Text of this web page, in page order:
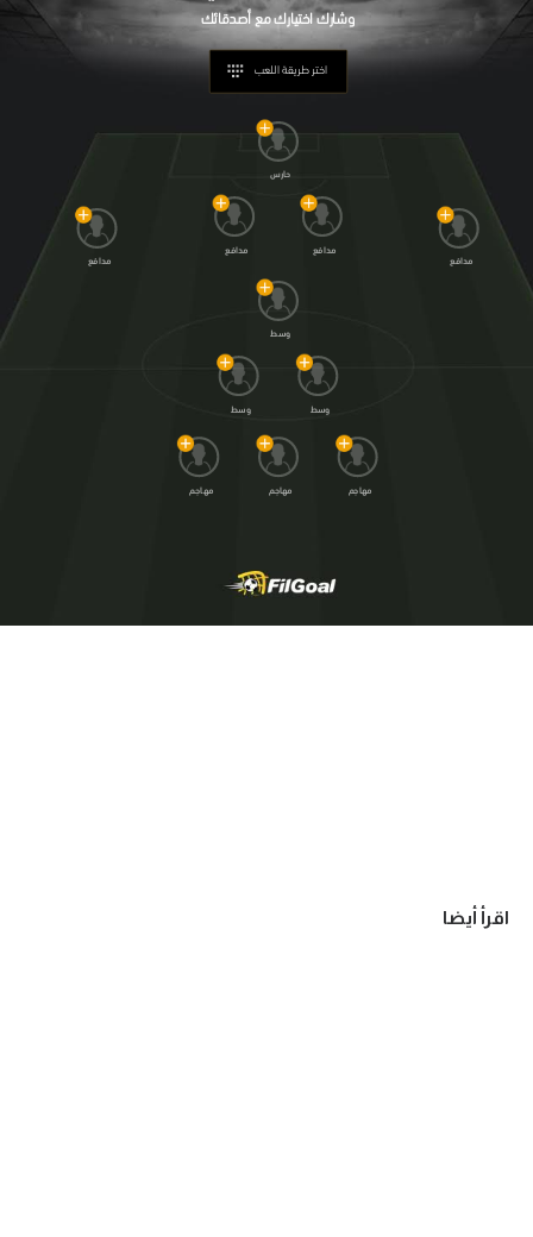
وشارك اختيارك مع أصدقائك‎
اختر طريقة اللعب
حارس
مدافع
مدافع
مدافع
مدافع
وسط
وسط وسط
مهاجم مهاجم مهاجم
اقرأ أيضا